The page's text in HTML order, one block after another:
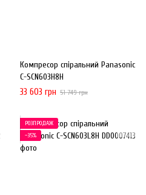
Компресор спіральний Panasonic
C-SCN603H8H
33 603 грн 51 749 грн
РОЗПРОДАЖ
−35%